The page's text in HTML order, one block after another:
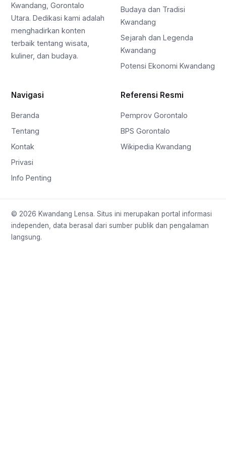
Kwandang, Gorontalo
Utara. Dedikasi kami adalah
menghadirkan konten
terbaik tentang wisata,
kuliner, dan budaya.
Budaya dan Tradisi
Kwandang
Sejarah dan Legenda
Kwandang
Potensi Ekonomi Kwandang
Navigasi
Beranda
Tentang
Kontak
Privasi
Info Penting
Referensi Resmi
Pemprov Gorontalo
BPS Gorontalo
Wikipedia Kwandang
© 2026 Kwandang Lensa. Situs ini merupakan portal informasi
independen, data berasal dari sumber publik dan pengalaman
langsung.